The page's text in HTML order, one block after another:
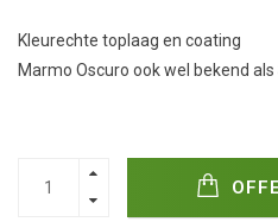
Kleurechte toplaag en coating
Marmo Oscuro ook wel bekend